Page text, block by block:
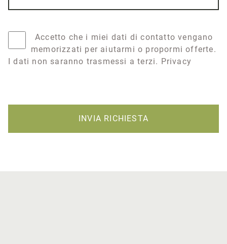
Accetto che i miei dati di contatto vengano
memorizzati per aiutarmi o propormi offerte.
I dati non saranno trasmessi a terzi. Privacy
INVIA RICHIESTA